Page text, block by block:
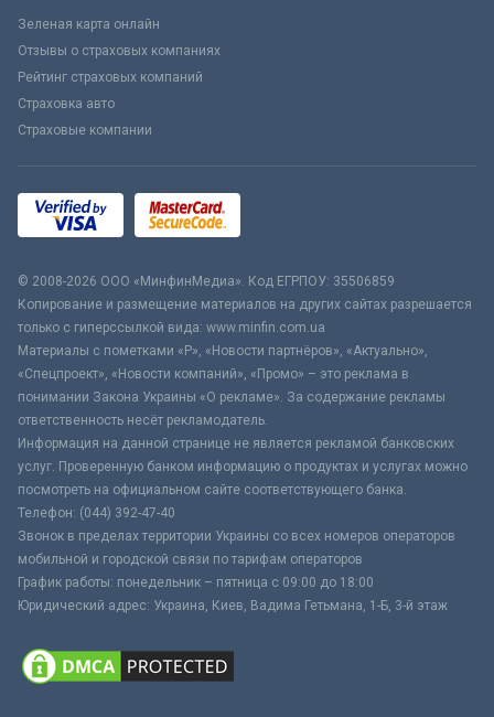
Зеленая карта онлайн
Отзывы о страховых компаниях
Рейтинг страховых компаний
Страховка авто
Страховые компании
© 2008-2026 ООО «МинфинМедиа». Код ЕГРПОУ: 35506859
Копирование и размещение материалов на других сайтах разрешается
только с гиперссылкой вида: www.minfin.com.ua
Материалы с пометками «Р», «Новости партнёров», «Актуально»,
«Спецпроект», «Новости компаний», «Промо» – это реклама в
понимании Закона Украины «О рекламе». За содержание рекламы
ответственность несёт рекламодатель.
Информация на данной странице не является рекламой банковских
услуг. Проверенную банком информацию о продуктах и услугах можно
посмотреть на официальном сайте соответствующего банка.
Телефон: (044) 392-47-40
Звонок в пределах территории Украины со всех номеров операторов
мобильной и городской связи по тарифам операторов
График работы: понедельник – пятница с 09:00 до 18:00
Юридический адрес: Украина, Киев, Вадима Гетьмана, 1-Б, 3-й этаж